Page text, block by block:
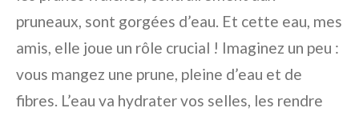
pruneaux, sont gorgées d’eau. Et cette eau, mes
amis, elle joue un rôle crucial ! Imaginez un peu :
vous mangez une prune, pleine d’eau et de
fibres. L’eau va hydrater vos selles, les rendre